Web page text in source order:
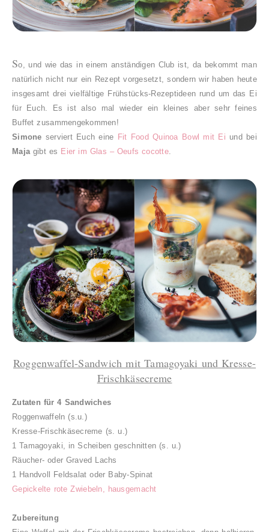
So, und wie das in einem anständigen Club ist, da bekommt man
natürlich nicht nur ein Rezept vorgesetzt, sondern wir haben heute
insgesamt drei vielfältige Frühstücks-Rezeptideen rund um das Ei
für Euch. Es ist also mal wieder ein kleines aber sehr feines
Buffet zusammengekommen!
Simone serviert Euch eine Fit Food Quinoa Bowl mit Ei und bei
Majagibt es Eier im Glas – Oeufs cocotte.
Roggenwaffel-Sandwich mit Tamagoyaki und Kresse-
Frischkäsecreme
Zutaten für 4 Sandwiches
Roggenwaffeln (s.u.)
Kresse-Frischkäsecreme (s. u.)
1 Tamagoyaki, in Scheiben geschnitten (s. u.)
Räucher- oder Graved Lachs
1 Handvoll Feldsalat oder Baby-Spinat
Gepickelte rote Zwiebeln, hausgemacht
Zubereitung